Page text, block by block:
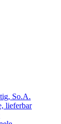
So.A.
lieferbar